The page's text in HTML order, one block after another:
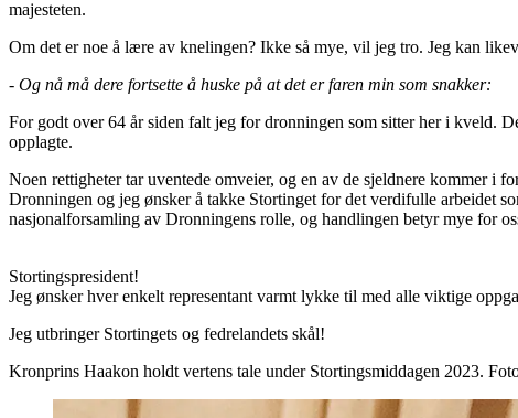
majesteten.
Om det er noe å lære av knelingen? Ikke så mye, vil jeg tro. Jeg kan
- Og nå må dere fortsette å huske på at det er faren min som snakker:
For godt over 64 år siden falt jeg for dronningen som sitter her i kveld.
opplagte.
Noen rettigheter tar uventede omveier, og en av de sjeldnere kommer i
Dronningen og jeg ønsker å takke Stortinget for det verdifulle arbeidet
nasjonalforsamling av Dronningens rolle, og handlingen betyr mye for
Stortingspresident!
Jeg ønsker hver enkelt representant varmt lykke til med alle viktige
Jeg utbringer Stortingets og fedrelandets skål!
Kronprins Haakon holdt vertens tale under Stortingsmiddagen 2023.